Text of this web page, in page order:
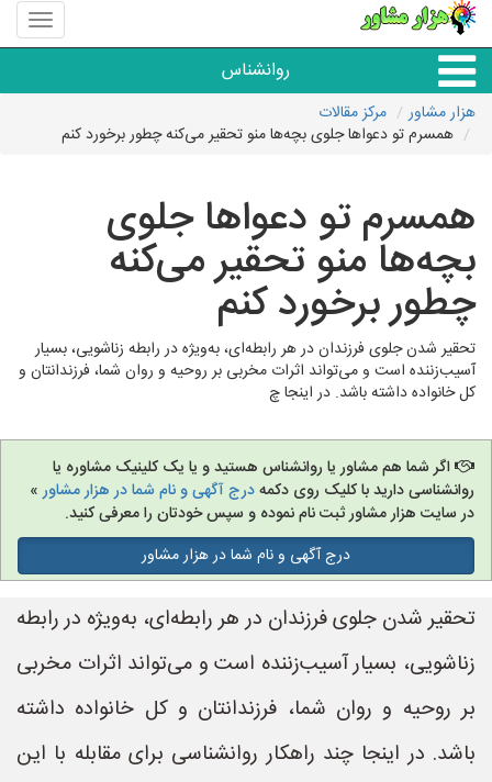
منوی
سایت
مشاور
روانشناس
همه مراکز روانشناسی
گروه روانشناسی
هزار مشاور
مرکز مقالات
همسرم تو دعواها جلوی بچه‌ها منو تحقیر می‌کنه چطور برخورد کنم
همسرم تو دعواها جلوی
بچه‌ها منو تحقیر می‌کنه
چطور برخورد کنم
تحقیر شدن جلوی فرزندان در هر رابطه‌ای، به‌ویژه در رابطه زناشویی، بسیار
آسیب‌زننده است و می‌تواند اثرات مخربی بر روحیه و روان شما، فرزندانتان و
کل خانواده داشته باشد. در اینجا چ
اگر شما هم مشاور یا روانشناس هستید و یا یک کلینیک مشاوره یا
روانشناسی دارید با کلیک روی دکمهدرج آگهی و نام شما در هزار مشاور»
در سایت هزار مشاور ثبت نام نموده و سپس خودتان را معرفی کنید.
درج آگهی و نام شما در هزار مشاور
تحقیر شدن جلوی فرزندان در هر رابطه‌ای، به‌ویژه در رابطه
زناشویی، بسیار آسیب‌زننده است و می‌تواند اثرات مخربی
بر روحیه و روان شما، فرزندانتان و کل خانواده داشته
باشد. در اینجا چند راهکار روانشناسی برای مقابله با این